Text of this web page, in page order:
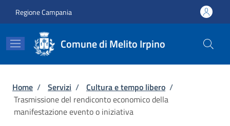
Regione Campania
Comune di Melito Irpino
Briciole di pane
Home / Servizi / Cultura e tempo libero /
Trasmissione del rendiconto economico della
manifestazione evento o iniziativa